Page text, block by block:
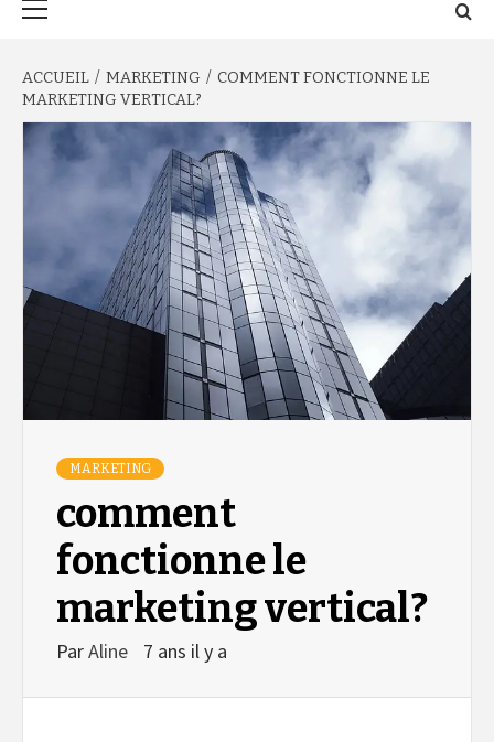
ACCUEIL MARKETING
COMMENT FONCTIONNE LE
MARKETING VERTICAL?
MARKETING
comment
fonctionne le
marketing vertical?
ParAline 7 ans il y a